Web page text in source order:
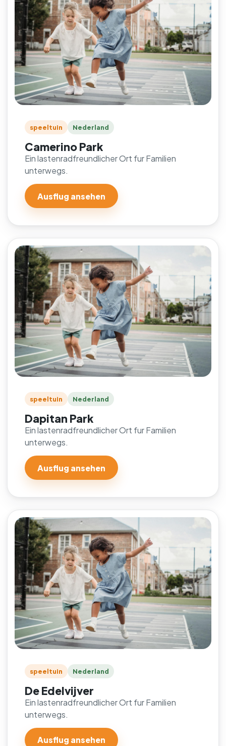
speeltuin Nederland
Camerino Park
Ein lastenradfreundlicher Ort fur Familien
unterwegs.
Ausflug ansehen
speeltuin Nederland
Dapitan Park
Ein lastenradfreundlicher Ort fur Familien
unterwegs.
Ausflug ansehen
speeltuin Nederland
De Edelvijver
Ein lastenradfreundlicher Ort fur Familien
unterwegs.
Ausflug ansehen